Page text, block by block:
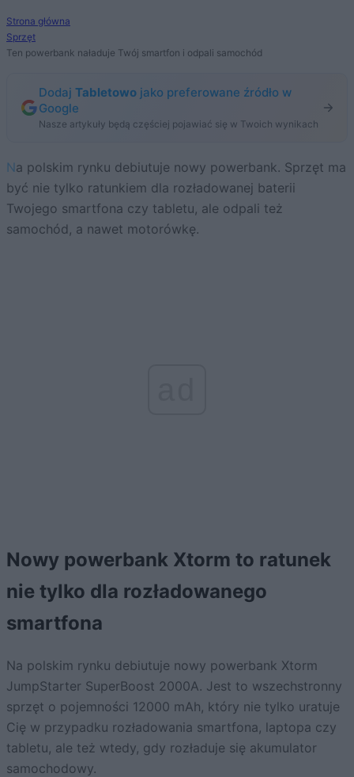
Strona główna
Sprzęt
Ten powerbank naładuje Twój smartfon i odpali samochód
Dodaj Tabletowo jako preferowane źródło w
Google
Nasze artykuły będą częściej pojawiać się w Twoich wynikach
Na polskim rynku debiutuje nowy powerbank. Sprzęt ma
być nie tylko ratunkiem dla rozładowanej baterii
Twojego smartfona czy tabletu, ale odpali też
samochód, a nawet motorówkę.
Nowy powerbank Xtorm to ratunek
nie tylko dla rozładowanego
smartfona
Na polskim rynku debiutuje nowy powerbank Xtorm
JumpStarter SuperBoost 2000A. Jest to wszechstronny
sprzęt o pojemności 12000 mAh, który nie tylko uratuje
Cię w przypadku rozładowania smartfona, laptopa czy
tabletu, ale też wtedy, gdy rozładuje się akumulator
samochodowy.